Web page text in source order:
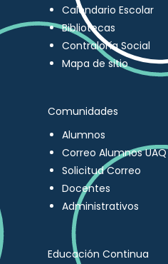
Calendario Escolar
Bibliotecas
Contraloría Social
Mapa de sitio
Comunidades
Alumnos
Correo Alumnos UAQ
Solicitud Correo
Docentes
Administrativos
Educación Continua